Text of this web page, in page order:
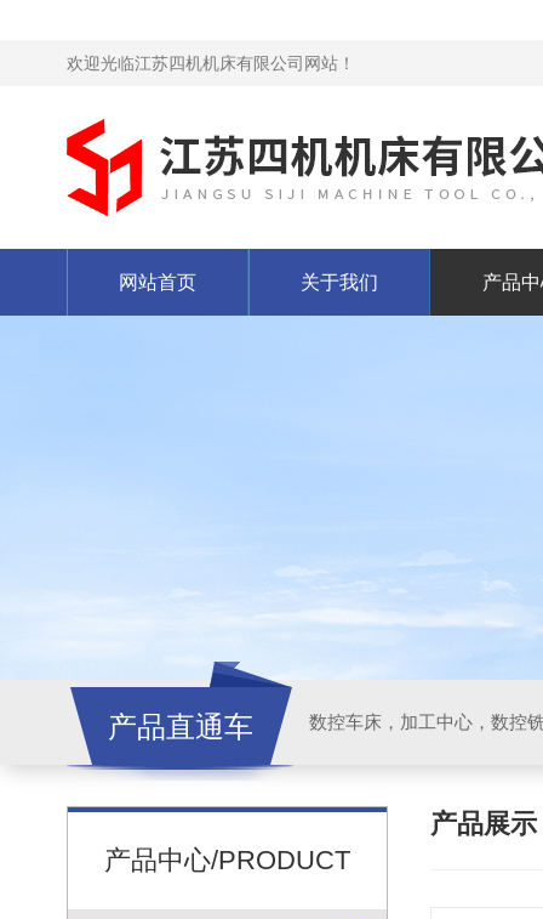
欢迎光临江苏四机机床有限公司网站！
网站首页 关于我们 产品
产品直通车
产品中心/PRODUCT
产品展示